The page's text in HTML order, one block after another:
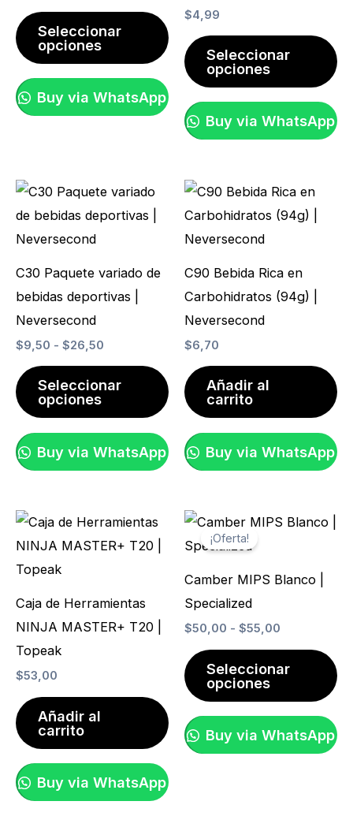
Seleccionar
opciones
pueden
elegir
en
página
producto
Buy via WhatsApp
$4,99
Seleccionar
opciones
la
Buy via WhatsApp
C30 Paquete variado de
bebidas deportivas |
Neversecond
$9,50 - $26,50
Rango
de
precios:
$26,50
Seleccionar
opciones
Este
producto
tiene
pueden
elegir
la
página
producto
Buy via WhatsApp
C90 Bebida Rica en
Carbohidratos (94g) |
Neversecond
$6,70
Añadir al
carrito
Buy via WhatsApp
Caja de Herramientas
NINJA MASTER+ T20 |
Topeak
$53,00
Añadir al
carrito
Buy via WhatsApp
¡Oferta!
Camber MIPS Blanco |
Specialized
$50,00 - $55,00
Rango
de
$50,00
Seleccionar
opciones
se
Buy via WhatsApp